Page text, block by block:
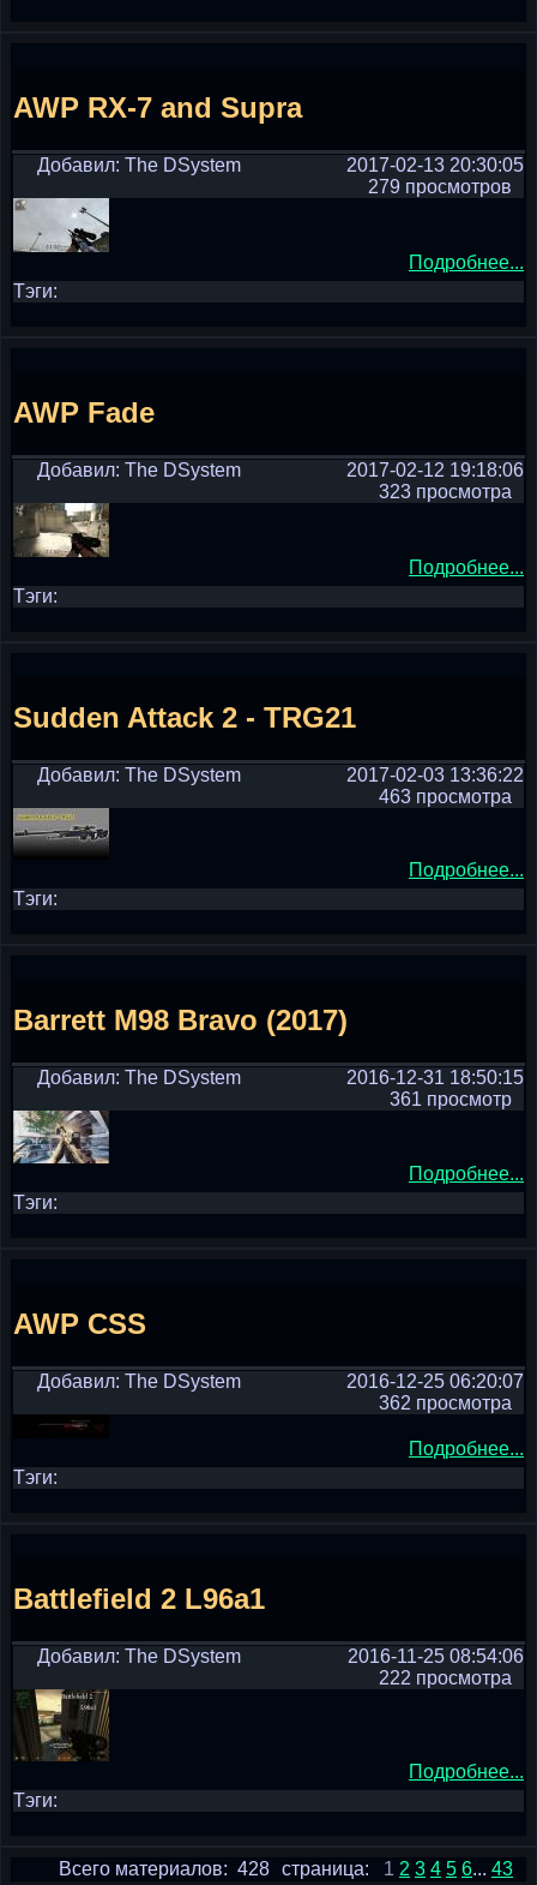
AWP RX-7 and Supra
Добавил: The DSystem
2017-02-13 20:30:05
279 просмотров
Подробнее...
Тэги:
AWP Fade
Добавил: The DSystem
2017-02-12 19:18:06
323 просмотра
Подробнее...
Тэги:
Sudden Attack 2 - TRG21
Добавил: The DSystem
2017-02-03 13:36:22
463 просмотра
Подробнее...
Тэги:
Barrett M98 Bravo (2017)
Добавил: The DSystem
2016-12-31 18:50:15
361 просмотр
Подробнее...
Тэги:
AWP CSS
Добавил: The DSystem
2016-12-25 06:20:07
362 просмотра
Подробнее...
Тэги:
Battlefield 2 L96a1
Добавил: The DSystem
2016-11-25 08:54:06
222 просмотра
Подробнее...
Тэги:
страница: 1 2 3 4 5 6... 43
Всего материалов: 428